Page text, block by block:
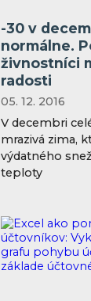
-30 v
normálne.
živnostníci
radosti
05. 12. 2016
V decembri
mrazivá zima,
výdatného
teploty